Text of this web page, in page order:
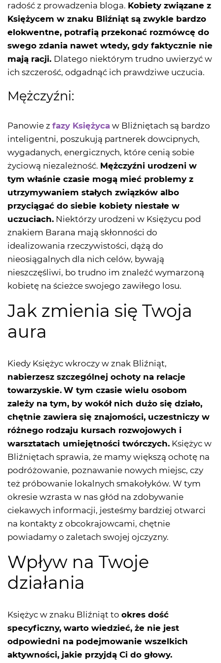
radość z prowadzenia bloga. Kobiety związane z
Księżycem w znaku Bliźniąt są zwykle bardzo
elokwentne, potrafią przekonać rozmówcę do
swego zdania nawet wtedy, gdy faktycznie nie
mają racji. Dlatego niektórym trudno uwierzyć w
ich szczerość, odgadnąć ich prawdziwe uczucia.
Mężczyźni:
Panowie z fazy Księżyca w Bliźniętach są bardzo
inteligentni, poszukują partnerek dowcipnych,
wygadanych, energicznych, które cenią sobie
życiową niezależność. Mężczyźni urodzeni w
tym właśnie czasie mogą mieć problemy z
utrzymywaniem stałych związków albo
przyciągać do siebie kobiety niestałe w
uczuciach. Niektórzy urodzeni w Księżycu pod
znakiem Barana mają skłonności do
idealizowania rzeczywistości, dążą do
nieosiągalnych dla nich celów, bywają
nieszczęśliwi, bo trudno im znaleźć wymarzoną
kobietę na ścieżce swojego zawiłego losu.
Jak zmienia się Twoja
aura
Kiedy Księżyc wkroczy w znak Bliźniąt,
nabierzesz szczególnej ochoty na relacje
towarzyskie. W tym czasie wielu osobom
zależy na tym, by wokół nich dużo się działo,
chętnie zawiera się znajomości, uczestniczy w
różnego rodzaju kursach rozwojowych i
warsztatach umiejętności twórczych. Księżyc w
Bliźniętach sprawia, że mamy większą ochotę na
podróżowanie, poznawanie nowych miejsc, czy
też próbowanie lokalnych smakołyków. W tym
okresie wzrasta w nas głód na zdobywanie
ciekawych informacji, jesteśmy bardziej otwarci
na kontakty z obcokrajowcami, chętnie
powiadamy o zaletach swojej ojczyzny.
Wpływ na Twoje
działania
Księżyc w znaku Bliźniąt to okres dość
specyficzny, warto wiedzieć, że nie jest
odpowiedni na podejmowanie wszelkich
aktywności, jakie przyjdą Ci do głowy.